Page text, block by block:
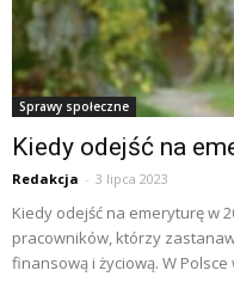
Sprawy społeczne
Kiedy odejść na
Redakcja - 3 lipca 2023
Kiedy odejść na emeryturę w
pracowników, którzy
finansową i życiową. W Polsce